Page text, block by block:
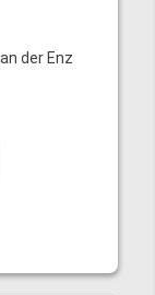
der Enz